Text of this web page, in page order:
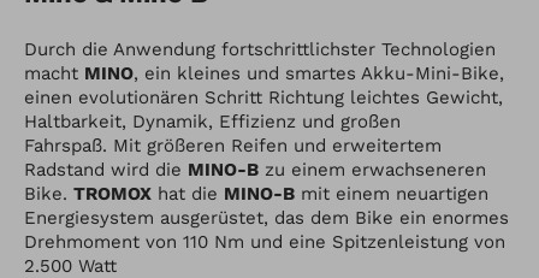
Durch die Anwendung fortschrittlichster Technologien
macht MINO, ein kleines und smartes Akku-Mini-Bike,
einen evolutionären Schritt Richtung leichtes Gewicht,
Haltbarkeit, Dynamik, Effizienz und großen
Fahrspaß. Mit größeren Reifen und erweitertem
Radstand wird die MINO-B zu einem erwachseneren
Bike. TROMOX hat die MINO-B mit einem neuartigen
Energiesystem ausgerüstet, das dem Bike ein enormes
Drehmoment von 110 Nm und eine Spitzenleistung von
2.500 Watt